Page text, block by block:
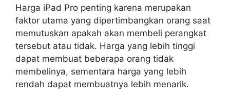
Harga iPad Pro penting karena merupakan
faktor utama yang dipertimbangkan orang saat
memutuskan apakah akan membeli perangkat
tersebut atau tidak. Harga yang lebih tinggi
dapat membuat beberapa orang tidak
membelinya, sementara harga yang lebih
rendah dapat membuatnya lebih menarik.